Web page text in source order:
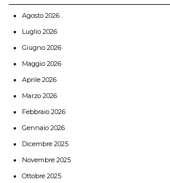
Agosto 2026
Luglio 2026
Giugno 2026
Maggio 2026
Aprile 2026
Marzo 2026
Febbraio 2026
Gennaio 2026
Dicembre 2025
Novembre 2025
Ottobre 2025